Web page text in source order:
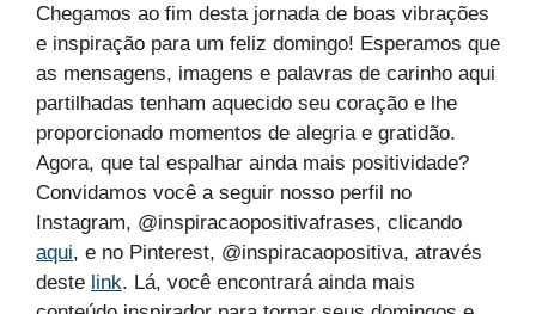
Chegamos ao fim desta jornada de boas vibrações
e inspiração para um feliz domingo! Esperamos que
as mensagens, imagens e palavras de carinho aqui
partilhadas tenham aquecido seu coração e lhe
proporcionado momentos de alegria e gratidão.
Agora, que tal espalhar ainda mais positividade?
Convidamos você a seguir nosso perfil no
Instagram, @inspiracaopositivafrases, clicando
aqui, e no Pinterest, @inspiracaopositiva, através
deste link. Lá, você encontrará ainda mais